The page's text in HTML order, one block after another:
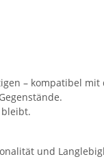
– kompatibel
und